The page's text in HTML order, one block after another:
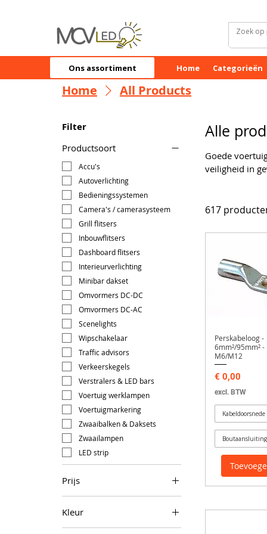
Ons assortiment Home Categorieën
Home All Products
Filter
Productsoort
Accu's
Autoverlichting
Bedieningssystemen
Camera's / camerasysteem
Grill flitsers
Inbouwflitsers
Dashboard flitsers
Interieurverlichting
Minibar dakset
Omvormers DC-DC
Omvormers DC-AC
Scenelights
Wipschakelaar
Traffic advisors
Verkeerskegels
Verstralers & LED bars
Voertuig werklampen
Voertuigmarkering
Zwaaibalken & Daksets
Zwaailampen
LED strip
Prijs
€ 0 € 15.493
Kleur
Oranje
Alle
Goede
veiligheid in
op de voorkant
617
Perskabeloog -
6mm²/95mm² -
M6/M12
Prijs
€ 0,00
excl. BTW
Kabeldoorsnede
Boutaansluiting